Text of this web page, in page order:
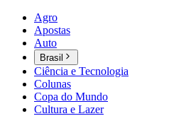
Agro
Apostas
Auto
Brasil
Ciência e Tecnologia
Colunas
Copa do Mundo
Cultura e Lazer